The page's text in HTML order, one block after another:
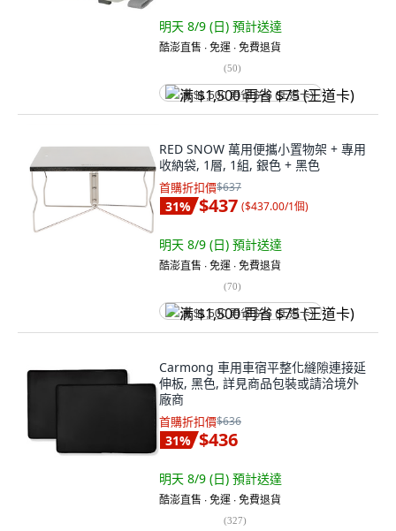
明天 8/9 (日) 預計送達
酷澎直售 ∙ 免運 ∙ 免費退貨
(50)
满 $1,500 再省 $75 (王道卡)
RED SNOW 萬用便攜小置物架 + 專用
收納袋, 1層, 1組, 銀色 + 黑色
首購折扣價$637
31% $437 ($437.00/1個)
明天 8/9 (日) 預計送達
酷澎直售 ∙ 免運 ∙ 免費退貨
(70)
满 $1,500 再省 $75 (王道卡)
Carmong 車用車宿平整化縫隙連接延
伸板, 黑色, 詳見商品包裝或請洽境外
廠商
首購折扣價$636
31% $436
明天 8/9 (日) 預計送達
酷澎直售 ∙ 免運 ∙ 免費退貨
(327)